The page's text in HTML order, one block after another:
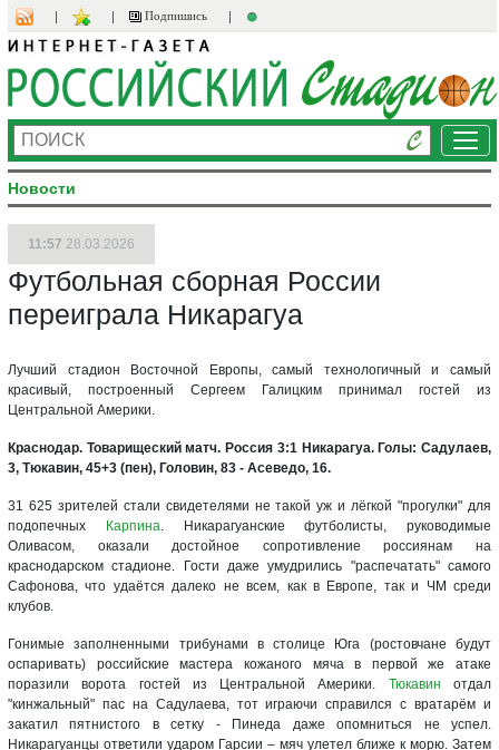
Подпишись
Новости
11:57 28.03.2026
Футбольная сборная России
переиграла Никарагуа
Лучший стадион Восточной Европы, самый технологичный и самый
красивый, построенный Сергеем Галицким принимал гостей из
Центральной Америки.
Краснодар. Товарищеский матч. Россия 3:1 Никарагуа. Голы: Садулаев,
3, Тюкавин, 45+3 (пен), Головин, 83 - Асеведо, 16.
31 625 зрителей стали свидетелями не такой уж и лёгкой "прогулки" для
подопечных
Карпина. Никарагуанские футболисты, руководимые
Оливасом, оказали достойное сопротивление россиянам на
краснодарском стадионе. Гости даже умудрились "распечатать" самого
Сафонова, что удаётся далеко не всем, как в Европе, так и ЧМ среди
клубов.
Гонимые заполненными трибунами в столице Юга (ростовчане будут
оспаривать) российские мастера кожаного мяча в первой же атаке
поразили ворота гостей из Центральной Америки. Тюкавин отдал
"кинжальный" пас на Садулаева, тот играючи справился с вратарём и
закатил пятнистого в сетку - Пинеда даже опомниться не успел.
Никарагуанцы ответили ударом Гарсии – мяч улетел ближе к морю. Затем